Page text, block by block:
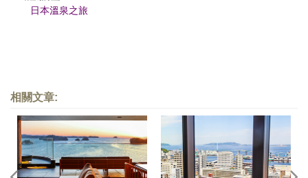
日本溫泉之旅
相關文章: